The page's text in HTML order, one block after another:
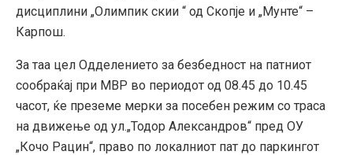
дисциплини „Олимпик скии “ од Скопје и „Мунте“ –
Карпош.
За таа цел Одделението за безбедност на патниот
сообраќај при МВР во периодот од 08.45 до 10.45
часот, ќе преземе мерки за посебен режим со траса
на движење од ул.„Тодор Александров“ пред ОУ
„Кочо Рацин“, право по локалниот пат до паркингот